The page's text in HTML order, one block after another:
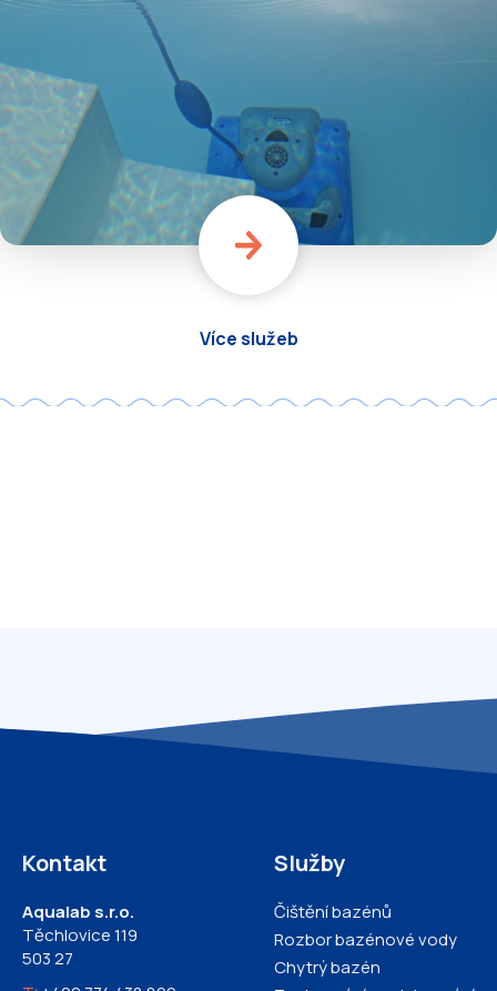
Kontakt
Aqualab s.r.o.
Těchlovice 119
503 27
Služby
Čištění bazénů
Rozbor bazénové vody
Chytrý bazén